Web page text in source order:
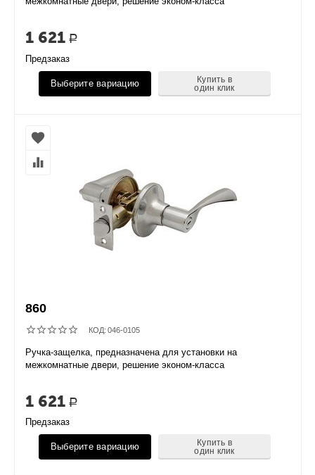
1 621 Р
Предзаказ
Выберите вариацию
Купить в
один клик
860
КОД: 046-0105
Ручка-защелка, предназначена для установки на
межкомнатные двери, решение эконом-класса
1 621 Р
Предзаказ
Выберите вариацию
Купить в
один клик